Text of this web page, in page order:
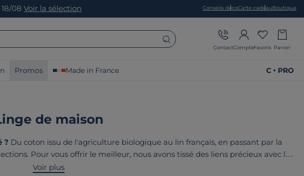
08 Voir la sélection Conseils décoCarte cadeauBoutique
ContactCompteFavoris Panier
Promos Made in France C • PRO
de maison
? Du coton issu de l'agriculture biologique au lin français, en passant par la
Pour vous offrir le meilleur, nous avons tissé des liens précieux avec les
de table pour équiper votre intérieur. Le point commun de notre linge ? Ils
Voir plus